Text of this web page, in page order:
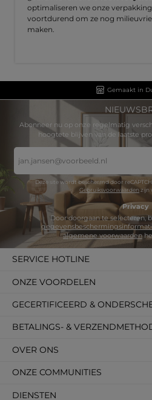
optimaliseren we onze
voortdurend om ze nog
maken.
Gemaakt in
Abonneer nu op onze regelmatig
hoogtete blijven van de laatste
mailadres
*
Deze site wordt beschermd door
Gebruiksvoorwaarden zijn
Privacy
algemene voorwaarden
SERVICE HOTLINE
DIENSTEN
BETALINGS- &
OVER ONS
GECERTIFICEERD &
ONZE VOORDELEN
ONZE COMMUNITIES